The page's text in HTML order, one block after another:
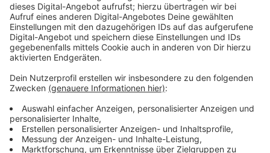
verabschiedet.
Anzeige
Weitere Infos und Links zum Thema
Anzeige
Pressemitteilung der Stadt zur Finanzlage: